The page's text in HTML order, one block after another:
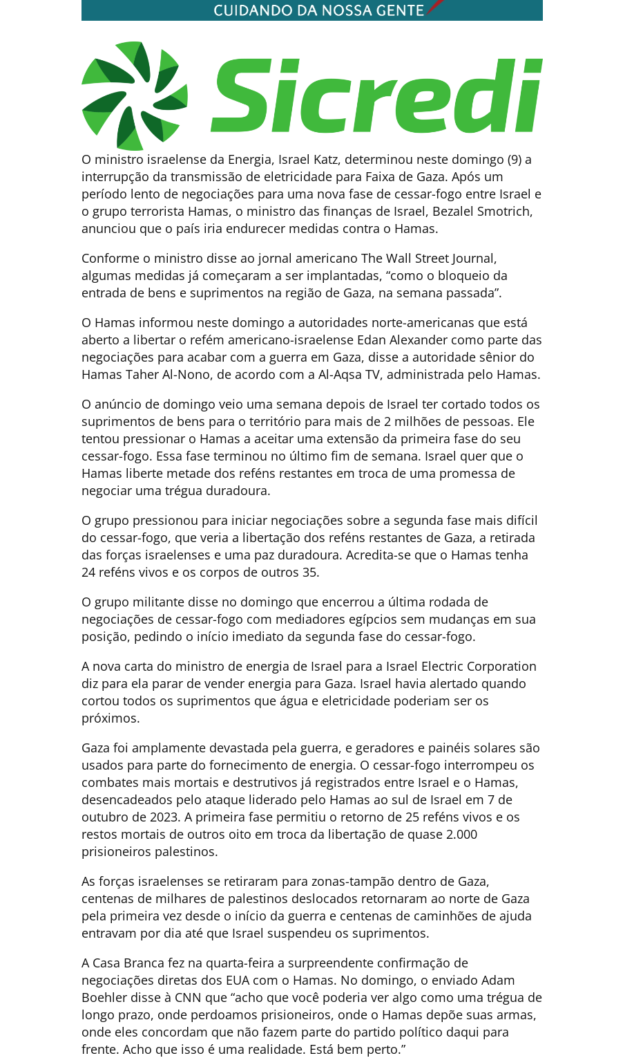
O ministro israelense da Energia, Israel Katz, determinou neste domingo (9) a
interrupção da transmissão de eletricidade para Faixa de Gaza. Após um
período lento de negociações para uma nova fase de cessar-fogo entre Israel e
o grupo terrorista Hamas, o ministro das finanças de Israel, Bezalel Smotrich,
anunciou que o país iria endurecer medidas contra o Hamas.
Conforme o ministro disse ao jornal americano The Wall Street Journal,
algumas medidas já começaram a ser implantadas, “como o bloqueio da
entrada de bens e suprimentos na região de Gaza, na semana passada”.
O Hamas informou neste domingo a autoridades norte-americanas que está
aberto a libertar o refém americano-israelense Edan Alexander como parte das
negociações para acabar com a guerra em Gaza, disse a autoridade sênior do
Hamas Taher Al-Nono, de acordo com a Al-Aqsa TV, administrada pelo Hamas.
O anúncio de domingo veio uma semana depois de Israel ter cortado todos os
suprimentos de bens para o território para mais de 2 milhões de pessoas. Ele
tentou pressionar o Hamas a aceitar uma extensão da primeira fase do seu
cessar-fogo. Essa fase terminou no último fim de semana. Israel quer que o
Hamas liberte metade dos reféns restantes em troca de uma promessa de
negociar uma trégua duradoura.
O grupo pressionou para iniciar negociações sobre a segunda fase mais difícil
do cessar-fogo, que veria a libertação dos reféns restantes de Gaza, a retirada
das forças israelenses e uma paz duradoura. Acredita-se que o Hamas tenha
24 reféns vivos e os corpos de outros 35.
O grupo militante disse no domingo que encerrou a última rodada de
negociações de cessar-fogo com mediadores egípcios sem mudanças em sua
posição, pedindo o início imediato da segunda fase do cessar-fogo.
A nova carta do ministro de energia de Israel para a Israel Electric Corporation
diz para ela parar de vender energia para Gaza. Israel havia alertado quando
cortou todos os suprimentos que água e eletricidade poderiam ser os
próximos.
Gaza foi amplamente devastada pela guerra, e geradores e painéis solares são
usados ​​para parte do fornecimento de energia. O cessar-fogo interrompeu os
combates mais mortais e destrutivos já registrados entre Israel e o Hamas,
desencadeados pelo ataque liderado pelo Hamas ao sul de Israel em 7 de
outubro de 2023. A primeira fase permitiu o retorno de 25 reféns vivos e os
restos mortais de outros oito em troca da libertação de quase 2.000
prisioneiros palestinos.
As forças israelenses se retiraram para zonas-tampão dentro de Gaza,
centenas de milhares de palestinos deslocados retornaram ao norte de Gaza
pela primeira vez desde o início da guerra e centenas de caminhões de ajuda
entravam por dia até que Israel suspendeu os suprimentos.
A Casa Branca fez na quarta-feira a surpreendente confirmação de
negociações diretas dos EUA com o Hamas. No domingo, o enviado Adam
Boehler disse à CNN que “acho que você poderia ver algo como uma trégua de
longo prazo, onde perdoamos prisioneiros, onde o Hamas depõe suas armas,
onde eles concordam que não fazem parte do partido político daqui para
frente. Acho que isso é uma realidade. Está bem perto.”